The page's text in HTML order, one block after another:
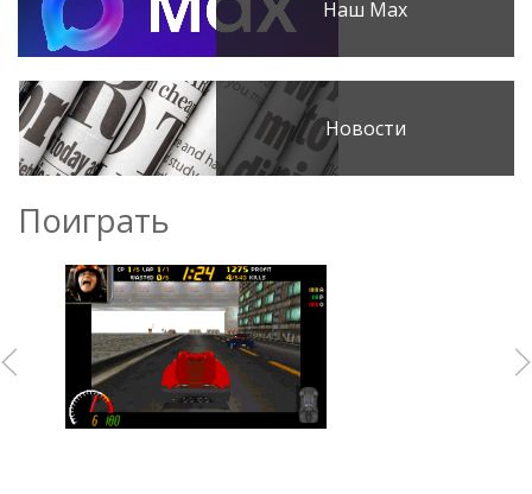
Наш Max
Новости
Поиграть